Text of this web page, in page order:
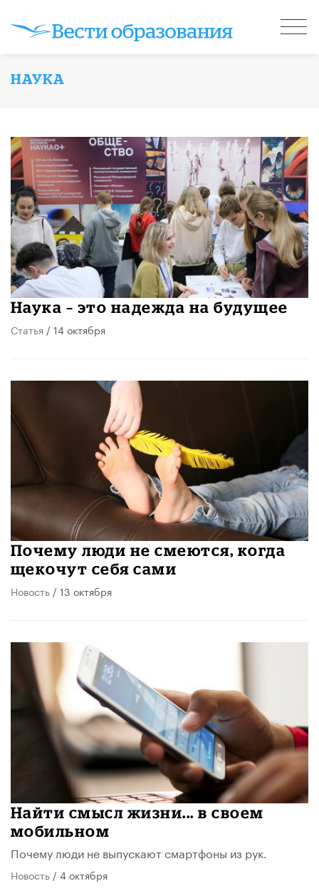
НАУКА
Наука – это надежда на будущее
Статья / 14 октября
Почему люди не смеются, когда
щекочут себя сами
Новость / 13 октября
Найти смысл жизни... в своем
мобильном
Почему люди не выпускают смартфоны из рук.
Новость / 4 октября